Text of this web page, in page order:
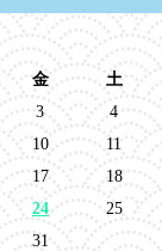
金
土
3
4
10
11
17
18
24
25
31